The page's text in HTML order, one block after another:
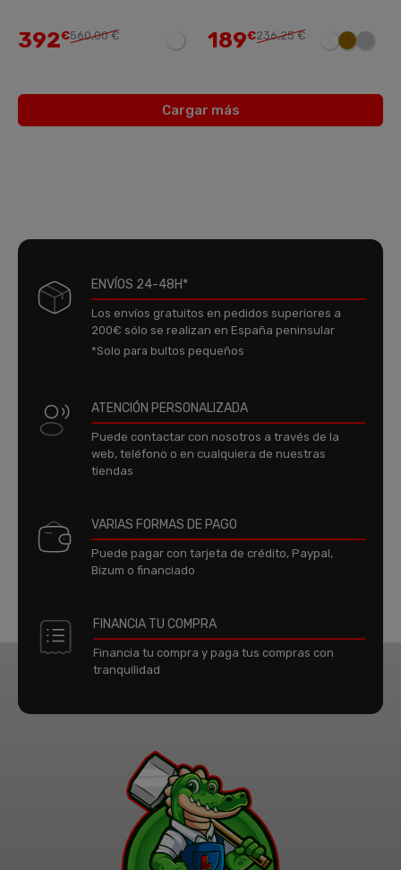
392€560,00 € 189€236,25 €
Cargar más
ENVÍOS 24-48H*
Los envíos gratuitos en pedidos superiores a
200€ sólo se realizan en España peninsular
*Solo para bultos pequeños
ATENCIÓN PERSONALIZADA
Puede contactar con nosotros a través de la
web, teléfono o en cualquiera de nuestras
tiendas
VARIAS FORMAS DE PAGO
Puede pagar con tarjeta de crédito, Paypal,
Bizum o financiado
FINANCIA TU COMPRA
Financia tu compra y paga tus compras con
tranquilidad